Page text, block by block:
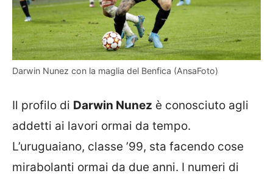
Darwin Nunez con la maglia del Benfica (AnsaFoto)
Il profilo di Darwin Nunez è conosciuto agli
addetti ai lavori ormai da tempo.
L’uruguaiano, classe ’99, sta facendo cose
mirabolanti ormai da due anni. I numeri di